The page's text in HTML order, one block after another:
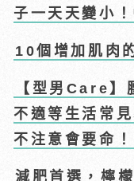
子一天天變小！
10個增加肌肉
【型男Care】
不適等生活常
不注意會要命！
減肥首選，檸